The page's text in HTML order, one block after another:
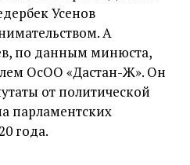
Усенов
А
по данным минюста,
ОсОО «Дастан-Ж». Он
от политической
парламентских
года.